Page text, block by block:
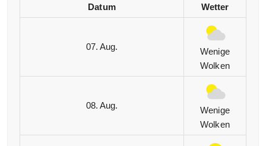
Datum Wetter
07. Aug.
Wenige
Wolken
08. Aug.
Wenige
Wolken